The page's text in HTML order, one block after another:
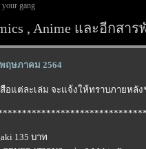
gang
, Anime และอีกสาร
ฤษภาคม 2564
แต่ละเล่ม จะแจ้งให้ทราบภายหลั
135 บาท